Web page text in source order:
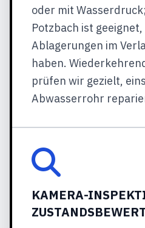
oder mit
Potzbach ist
Ablagerungen im
haben.
prüfen wir gezielt,
Abwasserrohr
KAMERA-